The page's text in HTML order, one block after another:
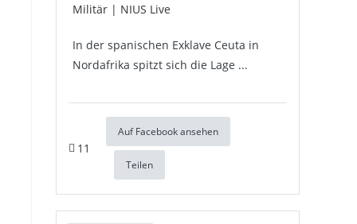
Militär | NIUS Live
In der spanischen Exklave Ceuta in
Nordafrika spitzt sich die Lage ...
11
Auf Facebook ansehen
Teilen